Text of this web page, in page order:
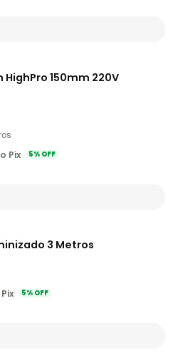
150mm 220V
Pix 5% OFF
3 Metros
5% OFF